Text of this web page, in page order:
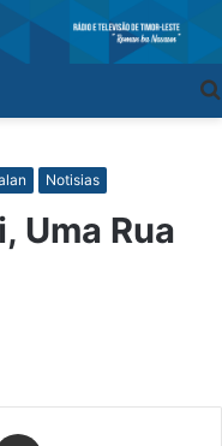
Notisias
Uma Rua